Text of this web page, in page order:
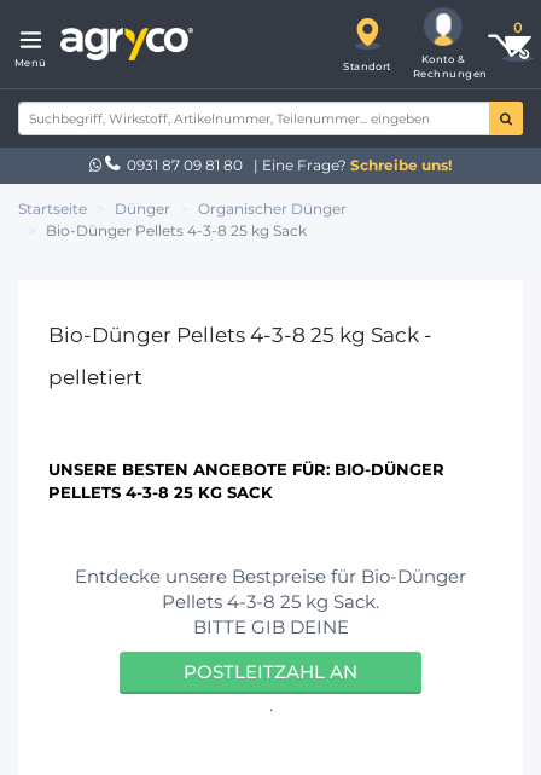
Menü Standort
Konto &
Rechnungen
0931 87 09 81 80 | Eine Frage? Schreibe uns!
Startseite Dünger
Organischer Dünger
Bio-Dünger Pellets 4-3-8 25 kg Sack
Bio-Dünger Pellets 4-3-8 25 kg Sack -
pelletiert
UNSERE BESTEN ANGEBOTE FÜR: BIO-DÜNGER
PELLETS 4-3-8 25 KG SACK
Entdecke unsere Bestpreise für Bio-Dünger
Pellets 4-3-8 25 kg Sack.
BITTE GIB DEINE
POSTLEITZAHL AN
.